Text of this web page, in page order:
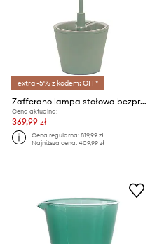
extra -5% z kodem: OFF*
Zafferano lampa stołowa bezprzewodowa led Paldina Reverso
Cena aktualna:
369,99 zł
Cena regularna:819,99 zł
Najniższa cena:409,99 zł